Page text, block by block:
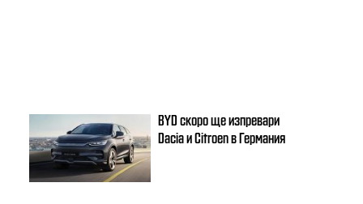
BYD скоро ще изпревари
Dacia и Citroеn в Германия